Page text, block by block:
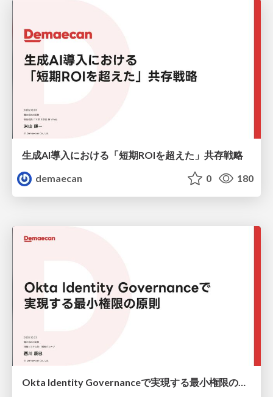
生成AI導入における「短期ROIを超えた」共存戦略
demaecan
0 180
Okta Identity Governanceで実現する最小権限の原則